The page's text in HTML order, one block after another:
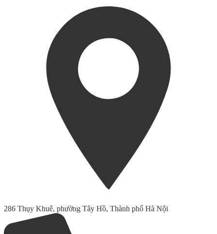
286 Thụy Khuê, phường Tây Hồ, Thành phố Hà Nội